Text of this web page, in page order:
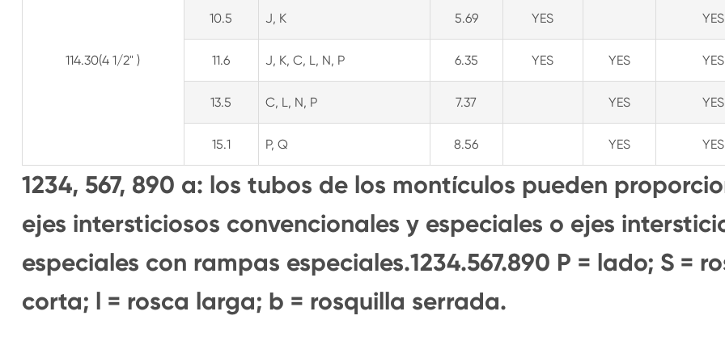
114.30(4 1/2" )
10.5 J, K 5.69 YES YES
11.6 J, K, C, L, N, P 6.35 YES YES YES
13.5 C, L, N, P 7.37 YES YES
15.1 P, Q 8.56 YES YES
1234, 567, 890 a: los tubos de los montículos pueden
ejes intersticiosos convencionales y especiales o ejes
especiales con rampas especiales.1234.567.890 P = lado; S =
corta; l = rosca larga; b = rosquilla serrada.